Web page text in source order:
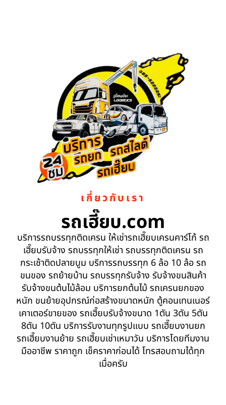
เกี่ยวกับเรา
รถเฮี๊ยบ.com
บริการรถบรรทุกติดเครน ให้เช่ารถเฮี๊ยบเครนคาร์โก้ รถ
เฮี๊ยบรับจ้าง รถบรรทุกให้เช่า รถบรรทุกติดเครน รถ
กระเช้าติดปลายบูม บริการรถบรรทุก 6 ล้อ 10 ล้อ รถ
ขนของ รถย้ายบ้าน รถบรรทุกรับจ้าง รับจ้างขนสินค้า
รับจ้างขนต้นไม้ล้อม บริการยกต้นไม้ รถเครนยกของ
หนัก ขนย้ายอุปกรณ์ก่อสร้างขนาดหนัก ตู้คอนเทนเนอร์
เคาเตอร์ขายของ รถเฮี๊ยบรับจ้างขนาด 1ตัน 3ตัน 5ตัน
8ตัน 10ตัน บริการรับงานทุกรูปแบบ รถเฮี๊ยบงานยก
รถเฮี๊ยบงานย้าย รถเฮี๊ยบเช่าเหมาวัน บริการโดยทีมงาน
มืออาชีพ ราคาถูก เช็คราคาก่อนได้ โทรสอบถามได้ทุก
เมื่อครับ